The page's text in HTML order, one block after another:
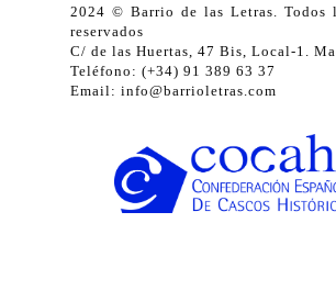
2024 © Barrio de las Letras. Todos
reservados
C/ de las Huertas, 47 Bis, Local-1.
Teléfono: (+34) 91 389 63 37
Email: info@barrioletras.com